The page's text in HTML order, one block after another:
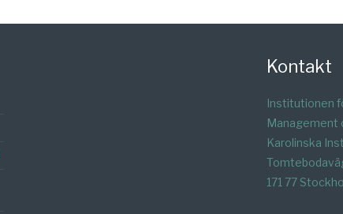
Kontakt
Institutionen
Management
Karolinska
171 77